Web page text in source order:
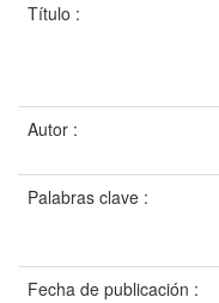
Título :
Autor :
Palabras clave :
Fecha de publicación :